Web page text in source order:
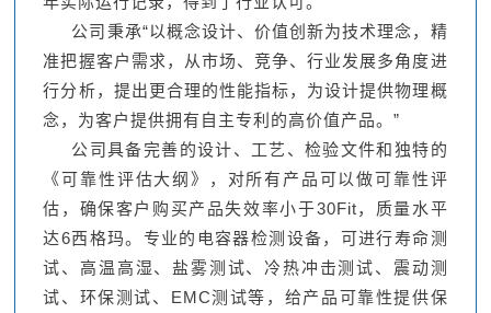
公司秉承“以概念设计、价值创新为技术理念，精
准把握客户需求，从市场、竞争、行业发展多角度进
行分析，提出更合理的性能指标，为设计提供物理概
念，为客户提供拥有自主专利的高价值产品。”
公司具备完善的设计、工艺、检验文件和独特的
《可靠性评估大纲》，对所有产品可以做可靠性评
估，确保客户购买产品失效率小于30Fit，质量水平
达6西格玛。专业的电容器检测设备，可进行寿命测
试、高温高湿、盐雾测试、冷热冲击测试、震动测
试、环保测试、EMC测试等，给产品可靠性提供保